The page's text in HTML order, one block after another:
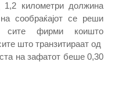
километри должина
сообраќајот се реши
сите фирми коишто
што транзитираат од
на зафатот беше 0,30